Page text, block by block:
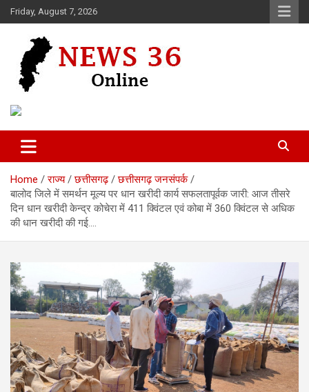
Skip
to
Friday, August 7, 2026
News 36
Home राज्य छत्तीसगढ़
छत्तीसगढ़ जनसंपर्क
बालोद जिले में समर्थन मूल्य पर धान खरीदी कार्य सफलतापूर्वक जारी: आज तीसरे
दिन धान खरीदी केन्द्र कोचेरा में 411 क्विंटल एवं कोबा में 360 क्विंटल से अधिक
की धान खरीदी की गई….